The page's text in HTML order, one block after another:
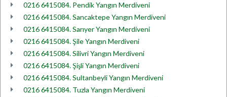
0216 6415084. Pendik Yangın Merdiveni
0216 6415084. Sancaktepe Yangın Merdiveni
0216 6415084. Sarıyer Yangın Merdiveni
0216 6415084. Şile Yangın Merdiveni
0216 6415084. Silivri Yangın Merdiveni
0216 6415084. Şişli Yangın Merdiveni
0216 6415084. Sultanbeyli Yangın Merdiveni
0216 6415084. Tuzla Yangın Merdiveni